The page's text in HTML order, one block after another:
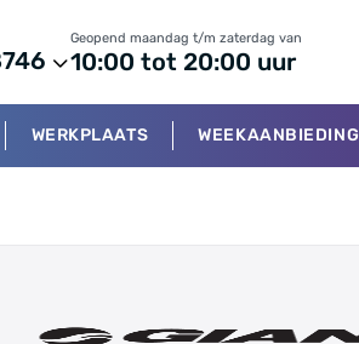
Geopend maandag t/m zaterdag van
10:00 tot 20:00 uur
WERKPLAATS WEEKAANBIEDING